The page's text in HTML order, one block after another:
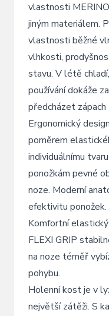
vlastnosti
jiným materiálem.
vlastnosti běžné
vlhkosti,
stavu. V létě
používání dokáže
předcházet zápach
Ergonomický
poměrem
individuálnímu
ponožkám pevné
noze. Moderní
efektivitu ponožek.
Komfortní
FLEXI GRIP
na noze téměř
pohybu.
Holenní kost je v
největší zátěži. S